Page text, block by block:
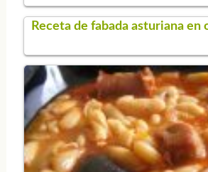
Receta de fabada asturiana en